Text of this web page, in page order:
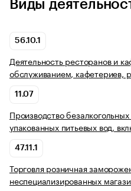
Виды
56.10.1
Деятельность ресторанов и
обслуживанием, кафетериев,
11.07
Производство
упакованных питьевых вод,
47.11.1
Торговля розничная
неспециализированных